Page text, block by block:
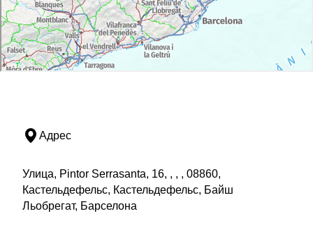
Адрес
Улица, Pintor Serrasanta, 16, , , , 08860,
Кастельдефельс, Кастельдефельс, Байш
Льобрегат, Барселона